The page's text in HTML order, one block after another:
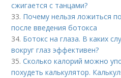
сжигается с танцами?
33. Почему нельзя ложиться
после введения ботокса
34. Ботокс на глаза. В каких
вокруг глаз эффективен?
35.Сколько калорий можно
похудеть калькулятор.